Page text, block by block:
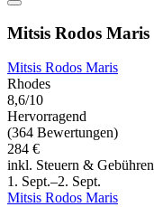
Mitsis Rodos Maris
Mitsis Rodos Maris
Rhodes
8,6/10
Hervorragend
(364 Bewertungen)
284 €
inkl. Steuern & Gebühren
1. Sept.–2. Sept.
Mitsis Rodos Maris